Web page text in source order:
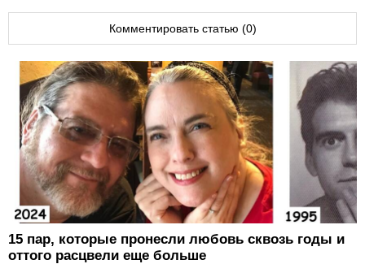
Комментировать статью (0)
15 пар, которые пронесли любовь сквозь годы и
оттого расцвели еще больше